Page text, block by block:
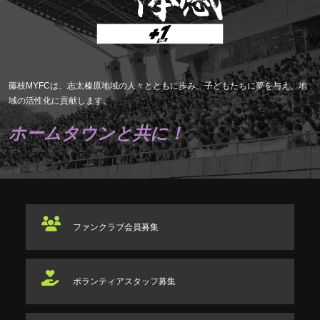
藤枝MYFCは、志太榛原地域の人々とともに歩み、子どもたちに夢を与え、地
域の活性化に貢献します。
ホームタウンと共に！
ファンクラブ会員募集
ボランティアスタッフ募集